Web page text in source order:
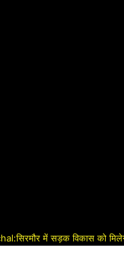
में सड़क विकास को मिलेगी नई